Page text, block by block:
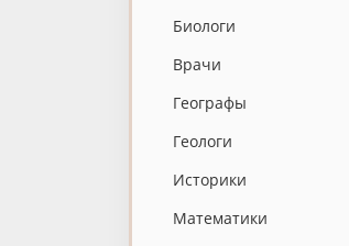
Биологи
Врачи
Географы
Геологи
Историки
Математики